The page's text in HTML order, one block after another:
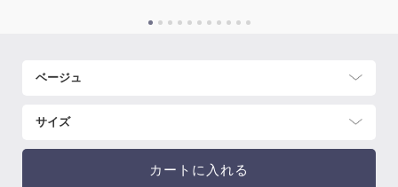
カートに入れる